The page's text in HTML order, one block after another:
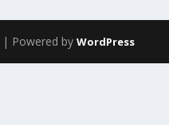
| Powered by WordPress